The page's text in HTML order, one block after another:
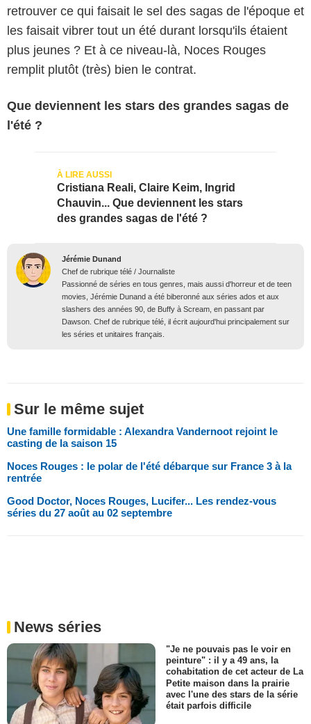
retrouver ce qui faisait le sel des sagas de l'époque et
les faisait vibrer tout un été durant lorsqu'ils étaient
plus jeunes ? Et à ce niveau-là, Noces Rouges
remplit plutôt (très) bien le contrat.
Que deviennent les stars des grandes sagas de
l'été ?
Cristiana Reali, Claire Keim, Ingrid
Chauvin... Que deviennent les stars
des grandes sagas de l'été ?
Jérémie Dunand
Chef de rubrique télé / Journaliste
Passionné de séries en tous genres, mais aussi d'horreur et de teen
movies, Jérémie Dunand a été biberonné aux séries ados et aux
slashers des années 90, de Buffy à Scream, en passant par
Dawson. Chef de rubrique télé, il écrit aujourd'hui principalement sur
les séries et unitaires français.
Sur le même sujet
Une famille formidable : Alexandra Vandernoot rejoint le
casting de la saison 15
Noces Rouges : le polar de l'été débarque sur France 3 à la
rentrée
Good Doctor, Noces Rouges, Lucifer... Les rendez-vous
séries du 27 août au 02 septembre
News séries
"Je ne pouvais pas le voir en
peinture" : il y a 49 ans, la
cohabitation de cet acteur de La
Petite maison dans la prairie
avec l'une des stars de la série
était parfois difficile